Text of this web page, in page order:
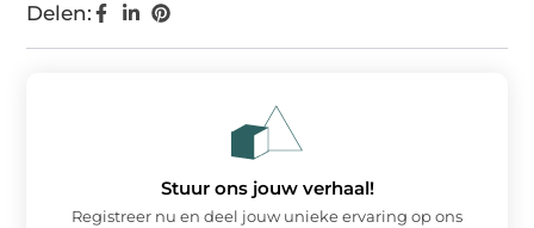
Delen:
Stuur ons jouw verhaal!
Registreer nu en deel jouw unieke ervaring op ons